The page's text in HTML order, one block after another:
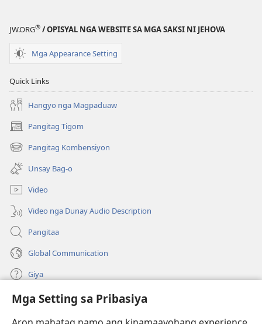
Mga Setting sa Pribasiya
JW.ORG® / OPISYAL NGA WEBSITE SA MGA SAKSI NI JEHOVA
Mga Appearance Setting
Quick Links
Hangyo nga Magpaduaw
Pangitag Tigom
(mo-
open
ug
bag-
ong
window)
Pangitag Kombensiyon
(mo-
open
ug
bag-
ong
window)
Unsay Bag-o
Video
Video nga Dunay Audio Description
Pangitaa
Global Communication
Giya
Donasyon
(mo-
open